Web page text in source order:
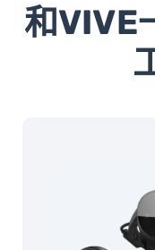
和VIVE